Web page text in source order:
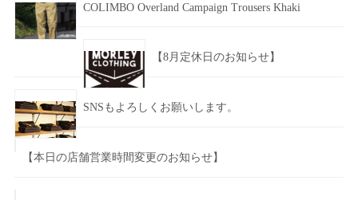
COLIMBO Overland Campaign Trousers Khaki
【8月定休日のお知らせ】
SNSもよろしくお願いします。
【本日の店舗営業時間変更のお知らせ】